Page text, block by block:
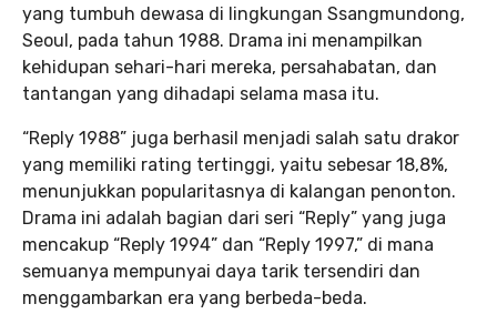
yang tumbuh dewasa di lingkungan Ssangmundong,
Seoul, pada tahun 1988. Drama ini menampilkan
kehidupan sehari-hari mereka, persahabatan, dan
tantangan yang dihadapi selama masa itu.
“Reply 1988” juga berhasil menjadi salah satu drakor
yang memiliki rating tertinggi, yaitu sebesar 18,8%,
menunjukkan popularitasnya di kalangan penonton.
Drama ini adalah bagian dari seri “Reply” yang juga
mencakup “Reply 1994” dan “Reply 1997,” di mana
semuanya mempunyai daya tarik tersendiri dan
menggambarkan era yang berbeda-beda.